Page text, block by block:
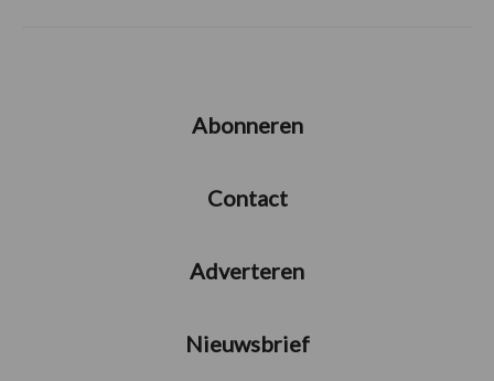
Abonneren
Contact
Adverteren
Nieuwsbrief